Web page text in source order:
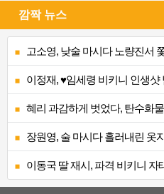
깜짝 뉴스
고소영, 낮술 마시다 노량진서
이정재, ♥임세령 비키니 인생
혜리 과감하게 벗었다, 탄수화
장원영, 술 마시다 흘러내린 옷
이동국 딸 재시, 파격 비키니